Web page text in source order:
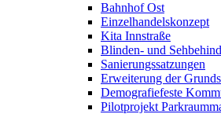
Bahnhof Ost
Einzelhandelskonzept
Kita Innstraße
Blinden- und
Sanierungssatzungen
Erweiterung der
Demografiefeste
Pilotprojekt